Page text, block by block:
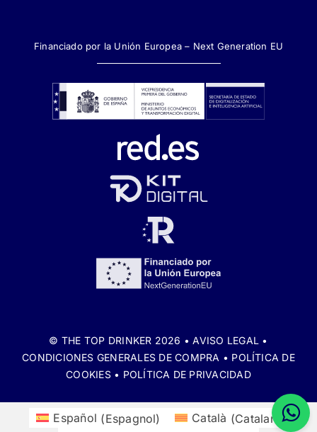
Financiado por la Unión Europea – Next Generation EU
© THE TOP DRINKER 2026 •AVISO LEGAL •
CONDICIONES GENERALES DE COMPRA • POLÍTICA DE
COOKIES• POLÍTICA DE PRIVACIDAD
Español (Espagnol) Català (Catalan